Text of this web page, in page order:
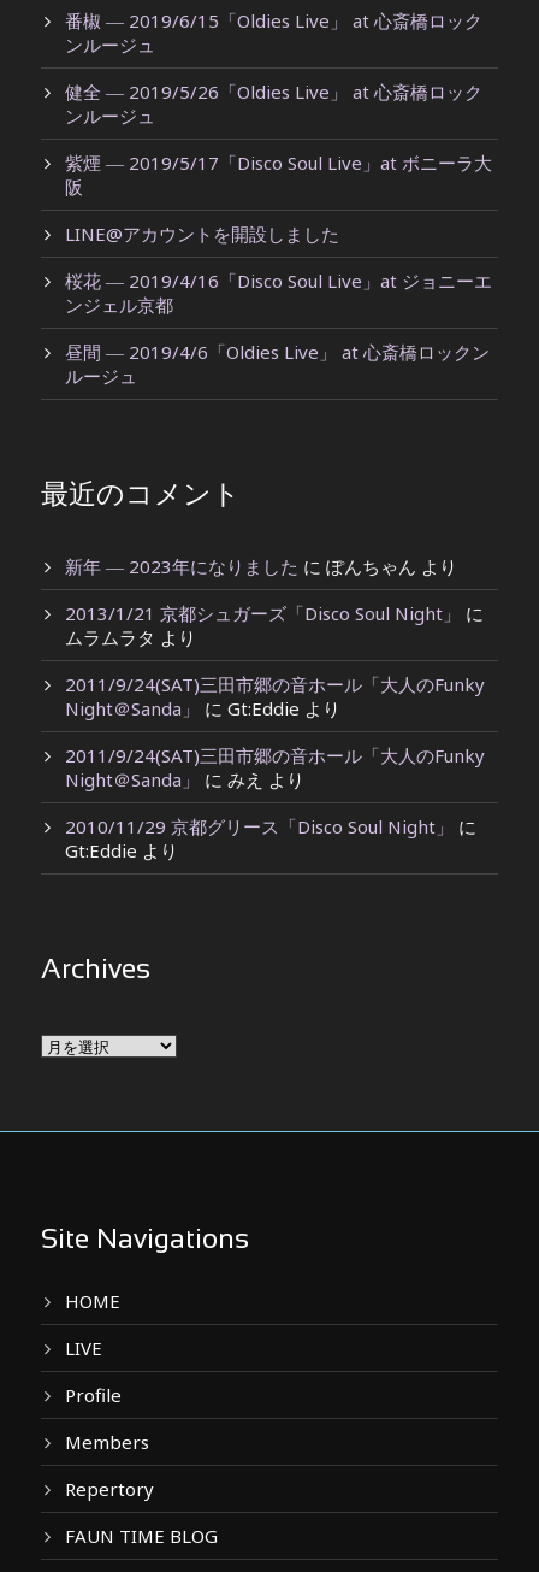
番椒 ― 2019/6/15「Oldies Live」 at 心斎橋ロック
ンルージュ
健全 ― 2019/5/26「Oldies Live」 at 心斎橋ロック
ンルージュ
紫煙 ― 2019/5/17「Disco Soul Live」at ボニーラ大
阪
LINE@アカウントを開設しました
桜花 ― 2019/4/16「Disco Soul Live」at ジョニーエ
ンジェル京都
昼間 ― 2019/4/6「Oldies Live」 at 心斎橋ロックン
ルージュ
最近のコメント
新年 ― 2023年になりました に ぽんちゃん より
2013/1/21 京都シュガーズ「Disco Soul Night」
に
ムラムラタ より
2011/9/24(SAT)三田市郷の音ホール「大人のFunky
Night＠Sanda」
に Gt:Eddie より
2011/9/24(SAT)三田市郷の音ホール「大人のFunky
Night＠Sanda」
に みえ より
2010/11/29 京都グリース「Disco Soul Night」
に
Gt:Eddie より
Archives
Archives
Site Navigations
HOME
LIVE
Profile
Members
Repertory
FAUN TIME BLOG